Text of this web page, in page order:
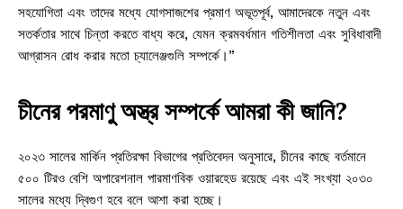
সহযোগিতা এবং তাদের মধ্যে যোগসাজশের প্রমাণ অভূতপূর্ব, আমাদেরকে নতুন এবং
সতর্কতার সাথে চিন্তা করতে বাধ্য করে, যেমন ক্রমবর্ধমান গতিশীলতা এবং সুবিধাবাদী
আগ্রাসন রোধ করার মতো চ্যালেঞ্জগুলি সম্পর্কে।”
চীনের পরমাণু অস্ত্র সম্পর্কে আমরা কী জানি?
২০২৩ সালের মার্কিন প্রতিরক্ষা বিভাগের প্রতিবেদন অনুসারে, চীনের কাছে বর্তমানে
৫০০ টিরও বেশি অপারেশনাল পারমাণবিক ওয়ারহেড রয়েছে এবং এই সংখ্যা ২০৩০
সালের মধ্যে দ্বিগুণ হবে বলে আশা করা হচ্ছে।